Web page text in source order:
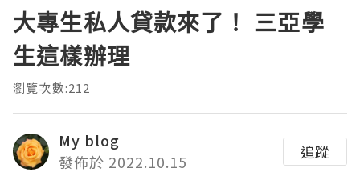
大專生私人貸款來了！ 三亞學
生這樣辦理
瀏覽次數:212
My blog
發佈於 2022.10.15
追蹤